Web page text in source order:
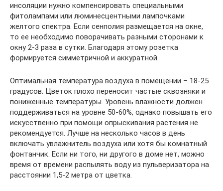
инсоляции нужно компенсировать специальными
фитолампами или люминесцентными лампочками
желтого спектра. Если сенполия размещается на окне,
то ее необходимо поворачивать разными сторонами к
окну 2-3 раза в сутки. Благодаря этому розетка
формируется симметричной и аккуратной.
Оптимальная температура воздуха в помещении – 18-25
градусов. Цветок плохо переносит частые сквозняки и
пониженные температуры. Уровень влажности должен
поддерживаться на уровне 50-60%, однако повышать его
искусственно при помощи опрыскивания растения не
рекомендуется. Лучше на несколько часов в день
включать увлажнитель воздуха или хотя бы комнатный
фонтанчик. Если ни того, ни другого в доме нет, можно
время от времени распылять воду из пульверизатора на
расстоянии 1,5-2 метра от цветка.